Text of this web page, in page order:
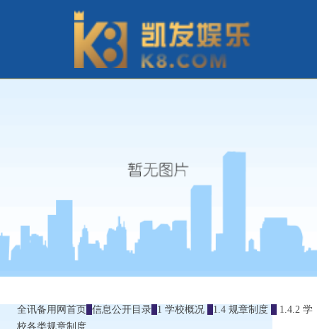
全讯备用网首页 信息公开目录 1 学校概况 1.4 规章制度
1.4.2 学
校各类规章制度